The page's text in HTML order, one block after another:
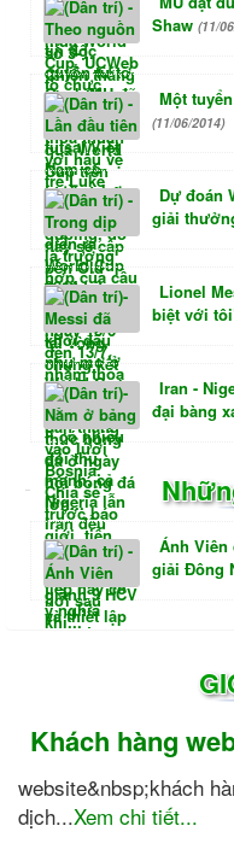
Shaw (11/
Một
(11/06/2014)
Dự đoán
giải
Lionel
biệt với
Iran -
đại bàng
Ánh Viên
giải Đông
Khách hàng
website&nbsp;khách
dịch...Xem chi tiết...